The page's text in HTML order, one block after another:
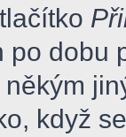
dobu
když